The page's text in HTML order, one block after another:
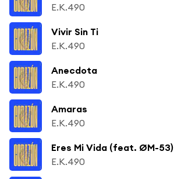
E.K.490
Vivir Sin Ti
E.K.490
Anecdota
E.K.490
Amaras
E.K.490
Eres Mi Vida (feat. ØM-53)
E.K.490